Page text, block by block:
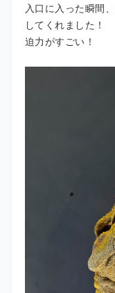
入口に入った瞬間
してくれました！
迫力がすごい！